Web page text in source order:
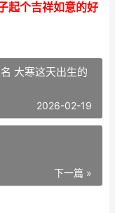
起个吉祥如意的好
大寒这天出生的
2026-02-19
下一篇 »